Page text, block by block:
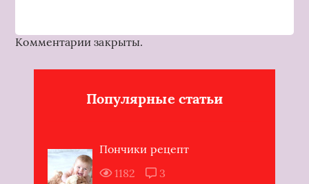
Комментарии закрыты.
Популярные статьи
Пончики рецепт
1182
3